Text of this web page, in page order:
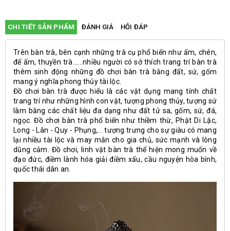
CHI TIẾT SẢN PHẨM ĐÁNH GIÁ HỎI ĐÁP
Trên bàn trà, bên cạnh những trà cụ phổ biến như ấm, chén,
đế ấm, thuyền trà......nhiều người có sở thích trang trí bàn trà
thêm sinh động những đồ chơi bàn trà bằng đất, sứ, gốm
mang ý nghĩa phong thủy tài lộc.
Đồ chơi bàn trà được hiểu là các vật dụng mang tính chất
trang trí như những hình con vật, tượng phong thủy, tượng sứ
làm bằng các chất liệu đa dạng như đất tử sa, gốm, sứ, đá,
ngọc. Đồ chơi bàn trà phổ biến như thiềm thừ, Phật Di Lặc,
Long - Lân - Quy - Phụng,... tượng trưng cho sự giàu có mang
lại nhiều tài lộc và may mắn cho gia chủ, sức mạnh và lòng
dũng cảm. Đồ chơi, linh vật bàn trà thể hiện mong muốn về
đạo đức, điềm lành hóa giải điềm xấu, cầu nguyện hòa bình,
quốc thái dân an.